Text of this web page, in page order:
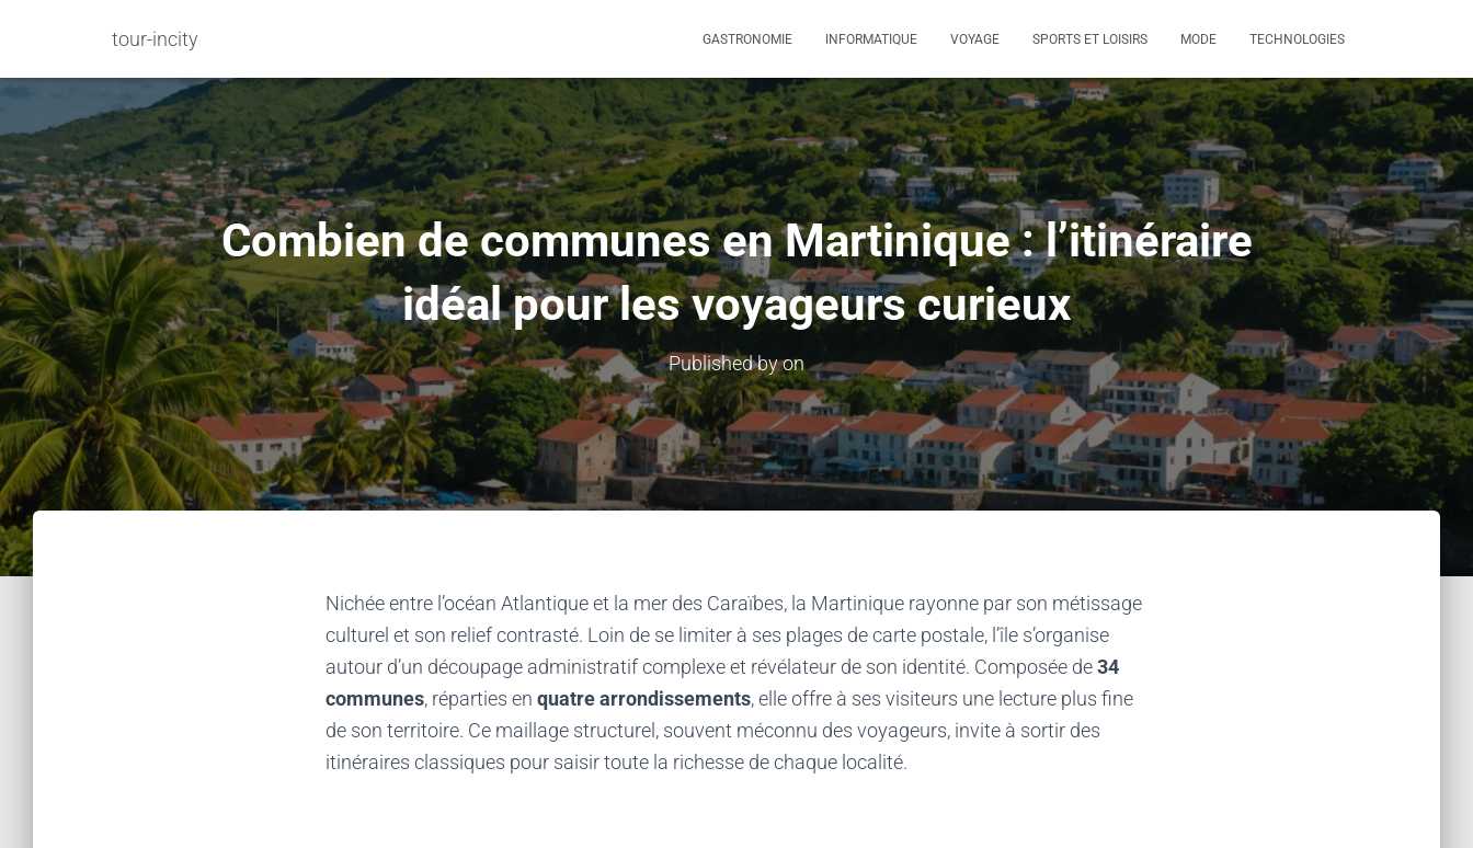
tour-incity GASTRONOMIE INFORMATIQUE VOYAGE SPORTS ET LOISIRS MODE TECHNOLOGIES
Combien de communes en Martinique : l’itinéraire
idéal pour les voyageurs curieux
Published byon
Nichée entre l’océan Atlantique et la mer des Caraïbes, la Martinique rayonne par son métissage
culturel et son relief contrasté. Loin de se limiter à ses plages de carte postale, l’île s’organise
autour d’un découpage administratif complexe et révélateur de son identité. Composée de34
communes, réparties en quatre arrondissements, elle offre à ses visiteurs une lecture plus fine
de son territoire. Ce maillage structurel, souvent méconnu des voyageurs, invite à sortir des
itinéraires classiques pour saisir toute la richesse de chaque localité.